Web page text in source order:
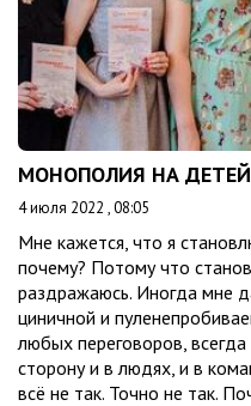
МОНОПОЛИЯ НА
4 июля 2022 , 08:05
Мне кажется, что я
почему? Потому что
раздражаюсь. Иногда мне
циничной и
любых переговоров,
сторону и в людях, и в
всё не так. Точно не так.